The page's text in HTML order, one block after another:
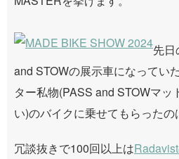
先
and STOWの展示車になってい
ター私物(PASS and STOWマッ
い)のバイクに乗せてもらったの
冗談抜きで100回以上は